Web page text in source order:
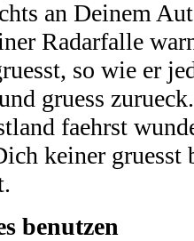
an Deinem
Radarfalle
so wie er
gruess
faehrst
keiner gruesst
benutzen